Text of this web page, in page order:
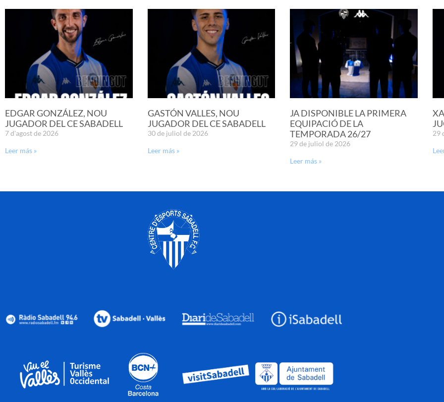
EDGAR GONZÁLEZ, NOU
JUGADOR DEL CE SABADELL
7 d'agost de 2026
Leer más »
GASTÓN VALLES, NOU
JUGADOR DEL CE SABADELL
30 de juliol de 2026
Leer más »
JA DISPONIBLE LA PRIMERA
EQUIPACIÓ DE LA
TEMPORADA 26/27
29 de juliol de 2026
Leer más »
29